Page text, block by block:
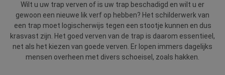
Kennisbank
Trainingen
Tips
Garantie
Service
Over ons
Nieuws & blog
Wilt u uw trap verven of is uw trap beschadigd en wilt u er
gewoon een nieuwe lik verf op hebben? Het schilderwerk van
een trap moet logischerwijs tegen een stootje kunnen en dus
krasvast zijn. Het goed verven van de trap is daarom essentieel,
net als het kiezen van goede verven. Er lopen immers dagelijks
mensen overheen met divers schoeisel, zoals hakken.